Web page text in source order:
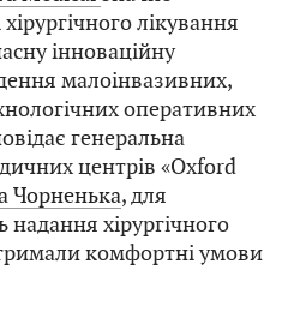
лікування
інноваційну
малоінвазивних,
оперативних
генеральна
центрів «Oxford
Чорненька, для
надання хірургічного
комфортні умови